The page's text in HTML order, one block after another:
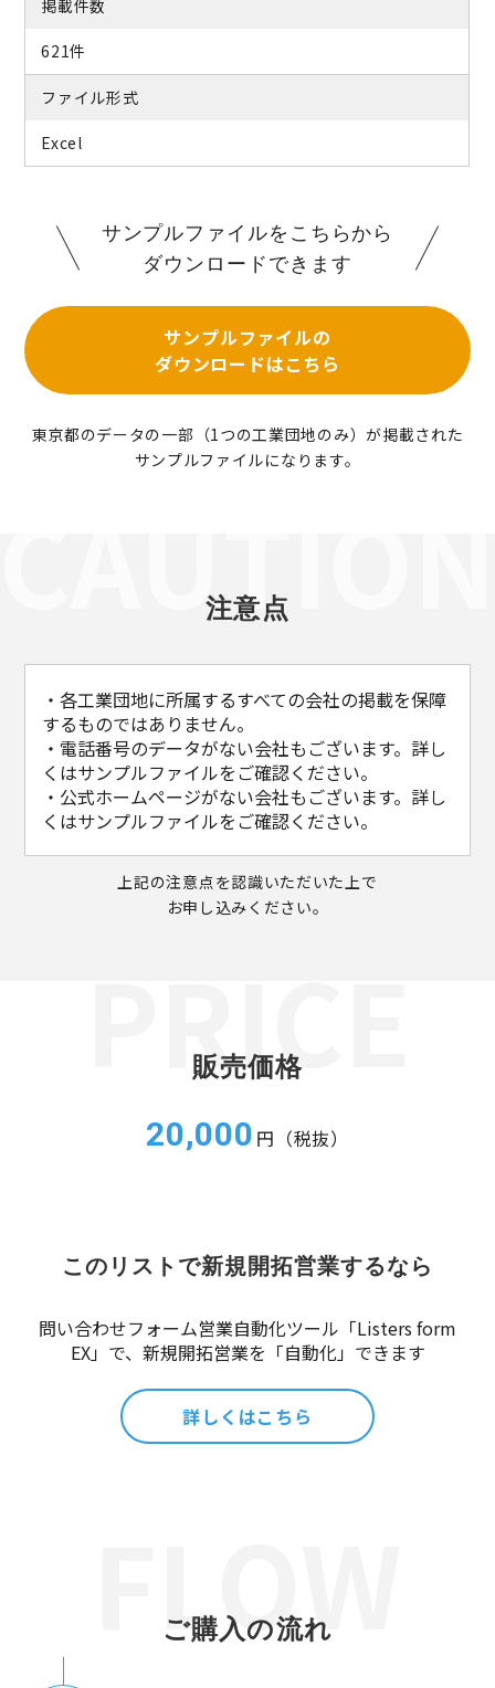
掲載件数
621件
ファイル形式
Excel
サンプルファイルをこちらから
ダウンロードできます
サンプルファイルの
ダウンロードはこちら
東京都のデータの一部（1つの工業団地のみ）が掲載された
サンプルファイルになります。
注意点
・各工業団地に所属するすべての会社の掲載を保障
するものではありません。
・電話番号のデータがない会社もございます。詳し
くはサンプルファイルをご確認ください。
・公式ホームページがない会社もございます。詳し
くはサンプルファイルをご確認ください。
上記の注意点を認識いただいた上で
お申し込みください。
販売価格
20,000 円（税抜）
このリストで新規開拓営業するなら
問い合わせフォーム営業自動化ツール「Listers form
EX」で、新規開拓営業を「自動化」できます
詳しくはこちら
ご購入の流れ